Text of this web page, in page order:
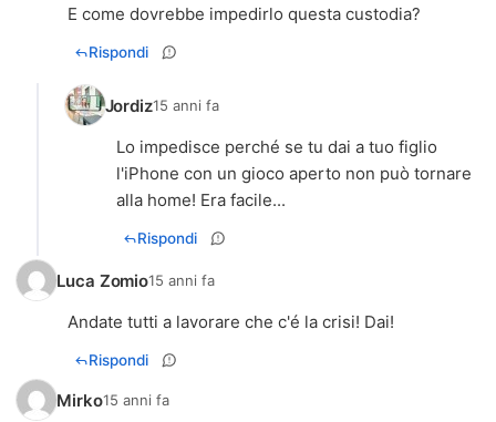
E come dovrebbe impedirlo questa custodia?
Rispondi
Jordiz15 anni fa
Lo impedisce perché se tu dai a tuo figlio
l'iPhone con un gioco aperto non può tornare
alla home! Era facile...
Rispondi
Luca Zomio15 anni fa
Andate tutti a lavorare che c'é la crisi! Dai!
Rispondi
Mirko15 anni fa